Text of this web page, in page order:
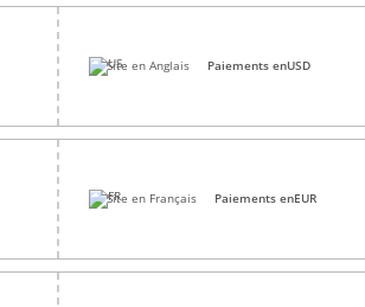
Site en Anglais Paiements enUSD
Site en Français Paiements enEUR